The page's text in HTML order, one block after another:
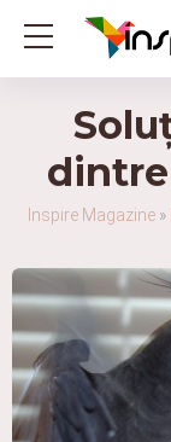
Inspire Magazine »